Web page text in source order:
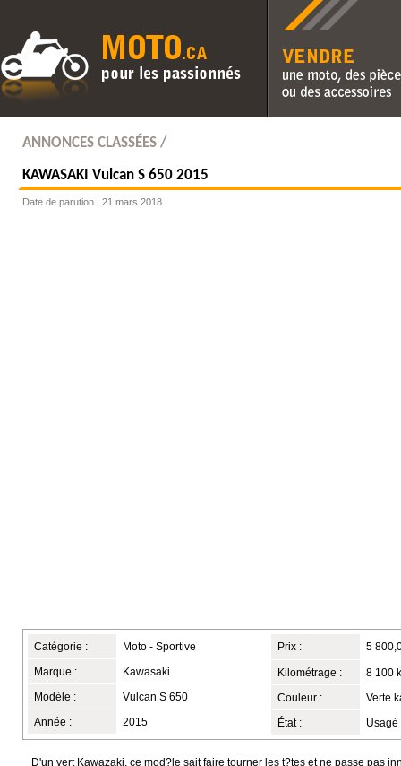
Vendre une moto, des
des accessoires
ANNONCES CLASSÉES /
KAWASAKI Vulcan S 650 2015
Date de parution : 21 mars 2018
Catégorie : Moto - Sportive
Marque : Kawasaki
Modèle : Vulcan S 650
Année : 2015
Prix : 5
Kilométrage : 8 100
Couleur : Verte
État : Usagé
D'un vert Kawazaki, ce mod?le sait faire tourner les t?tes et ne passe pas